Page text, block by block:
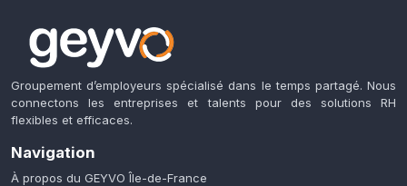
Groupement d’employeurs spécialisé dans le temps partagé. Nous
connectons les entreprises et talents pour des solutions RH
flexibles et efficaces.
Navigation
À propos du GEYVO Île-de-France